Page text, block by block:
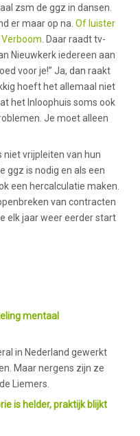
zsm de ggz in dansen.
er maar op na. Of luister
. Daar raadt tv-
Nieuwkerk iedereen aan
voor je!” Ja, dan raakt
hoeft het allemaal niet
het Inloophuis soms ook
Je moet alleen
niet vrijpleiten van hun
ggz is nodig en als een
een hercalculatie maken.
van contracten
elk jaar weer eerder start
mentaal
in Nederland gewerkt
Maar nergens zijn ze
Liemers.
is helder, praktijk blijkt